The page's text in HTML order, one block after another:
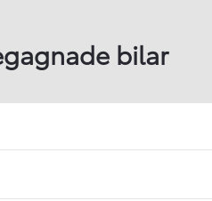
bilar